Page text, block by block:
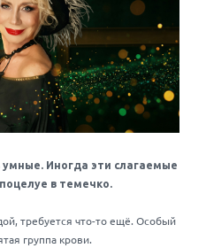
умные. Иногда эти слагаемые
в темечко.
требуется что-то ещё. Особый
группа крови.